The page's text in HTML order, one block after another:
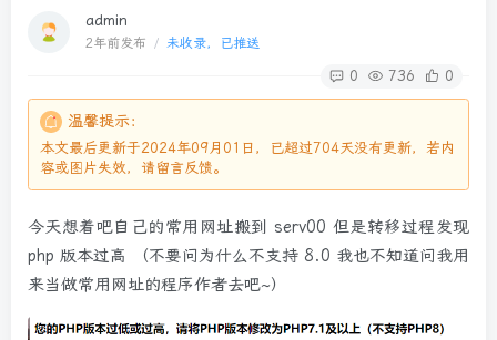
admin
2年前发布 / 未收录，已推送
0 736 0
温馨提示：
本文最后更新于2024年09月01日，已超过704天没有更新，若内
容或图片失效，请留言反馈。
今天想着吧自己的常用网址搬到 serv00 但是转移过程发现
php 版本过高 （不要问为什么不支持 8.0 我也不知道问我用
来当做常用网址的程序作者去吧~）